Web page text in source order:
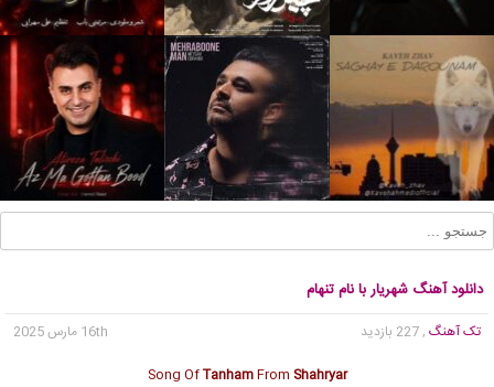
دانلود آهنگ شهریار با نام تنهام
تک آهنگ , 227 بازدید
16th مارس 2025
Song OfTanhamFrom Shahryar